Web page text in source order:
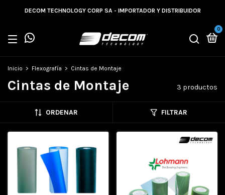
DECOM TECHNOLOGY CORP SA - IMPORTADOR Y DISTRIBUIDOR
0
Inicio > Flexografía > Cintas de Montaje
Cintas de Montaje 3 productos
ORDENAR FILTRAR